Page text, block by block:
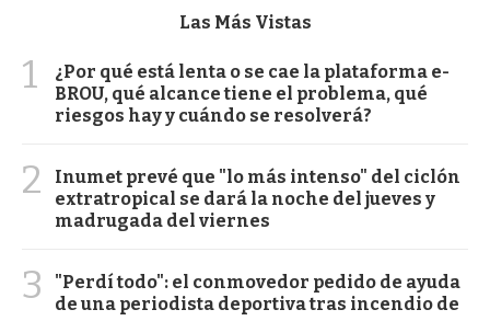
Las Más Vistas
1
¿Por qué está lenta o se cae la plataforma e-
BROU, qué alcance tiene el problema, qué
riesgos hay y cuándo se resolverá?
2
Inumet prevé que "lo más intenso" del ciclón
extratropical se dará la noche del jueves y
madrugada del viernes
3
"Perdí todo": el conmovedor pedido de ayuda
de una periodista deportiva tras incendio de